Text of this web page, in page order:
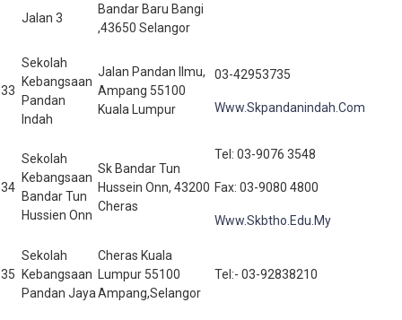
Jalan 3
Bandar Baru Bangi
,43650 Selangor
33
Sekolah
Kebangsaan
Pandan
Indah
Jalan Pandan Ilmu,
Ampang 55100
Kuala Lumpur
03-42953735
Www.Skpandanindah.Com
34
Sekolah
Kebangsaan
Bandar Tun
Hussien Onn
Sk Bandar Tun
Hussein Onn, 43200
Cheras
Tel: 03-9076 3548
Fax: 03-9080 4800
Www.Skbtho.Edu.My
35
Sekolah
Kebangsaan
Pandan Jaya
Cheras Kuala
Lumpur 55100
Ampang,Selangor
Tel:- 03-92838210